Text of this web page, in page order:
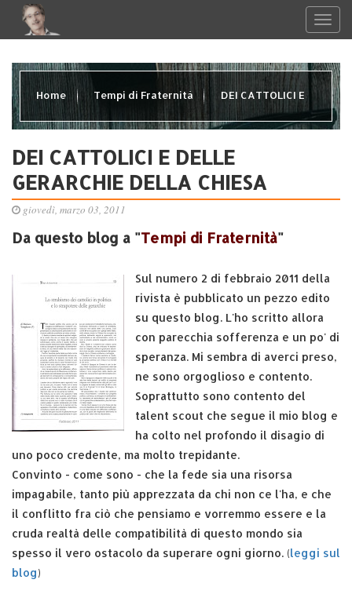
Home Tempi di Fraternità DEI CATTOLICI E
DEI CATTOLICI E DELLE
GERARCHIE DELLA CHIESA
giovedì, marzo 03, 2011
Da questo blog a "Tempi di Fraternità"
Sul numero 2 di febbraio 2011 della
rivista è pubblicato un pezzo edito
su questo blog. L'ho scritto allora
con parecchia sofferenza e un po' di
speranza. Mi sembra di averci preso,
ne sono orgoglioso e contento.
Soprattutto sono contento del
talent scout che segue il mio blog e
ha colto nel profondo il disagio di
uno poco credente, ma molto trepidante.
Convinto - come sono - che la fede sia una risorsa
impagabile, tanto più apprezzata da chi non ce l'ha, e che
il conflitto fra ciò che pensiamo e vorremmo essere e la
cruda realtà delle compatibilità di questo mondo sia
spesso il vero ostacolo da superare ogni giorno. (leggi sul
blog)